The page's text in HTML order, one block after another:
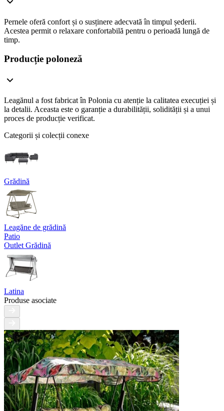
Pernele oferă confort și o susținere adecvată în timpul șederii.
Acestea permit o relaxare confortabilă pentru o perioadă lungă de
timp.
Producție poloneză
Leagănul a fost fabricat în Polonia cu atenție la calitatea execuției și
la detalii. Aceasta este o garanție a durabilității, solidității și a unui
proces de producție verificat.
Categorii și colecții conexe
Grădină
Leagăne de grădină
Patio
Outlet Grădină
Latina
Produse asociate